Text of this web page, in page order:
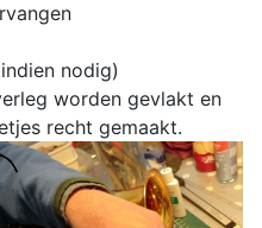
nodig)
worden gevlakt en
netjes recht gemaakt.